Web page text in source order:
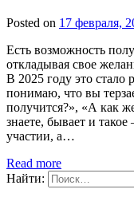
Posted on 17 февраля,
Есть возможность
откладывая свое
В 2025 году это стало
понимаю, что вы
получится?», «А как
знаете, бывает и
участии, а…
Read more
Найти: